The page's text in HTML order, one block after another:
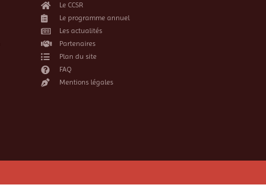
Le CCSR
Le programme annuel
Les actualités
Partenaires
Plan du site
FAQ
Mentions légales